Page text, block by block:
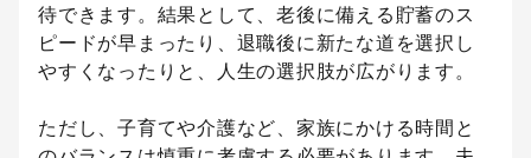
待できます。結果として、老後に備える貯蓄のス
ピードが早まったり、退職後に新たな道を選択し
やすくなったりと、人生の選択肢が広がります。
ただし、子育てや介護など、家族にかける時間と